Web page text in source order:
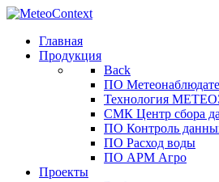
Главная
Продукция
Back
ПО
Технология
СМК Центр сбора
ПО Контроль
ПО Расход воды
ПО АРМ Агро
Проекты